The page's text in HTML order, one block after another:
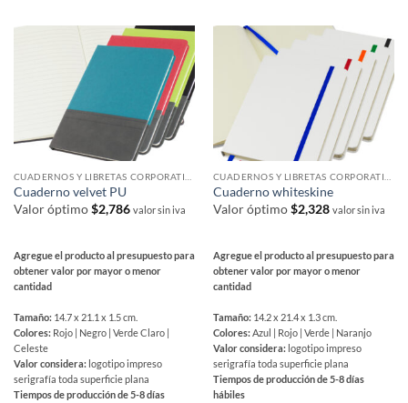
de
producto
opciones
página
de
producto
Cuaderno velvet PU
Valor óptimo$2,786 valor sin iva
Agregue el producto al presupuesto para
obtener valor por mayor o menor
cantidad
Tamaño: 14.7 x 21.1 x 1.5 cm.
Colores: Rojo | Negro | Verde Claro |
Celeste
Valor considera: logotipo impreso
serigrafía toda superficie plana
Tiempos de producción de 5-8 días
Cuaderno whiteskine
Valor óptimo$2,328 valor sin iva
Agregue el producto al presupuesto para
obtener valor por mayor o menor
cantidad
Tamaño: 14.2 x 21.4 x 1.3 cm.
Colores:Azul | Rojo | Verde | Naranjo
Valor considera: logotipo impreso
serigrafía toda superficie plana
Tiempos de producción de 5-8 días
hábiles